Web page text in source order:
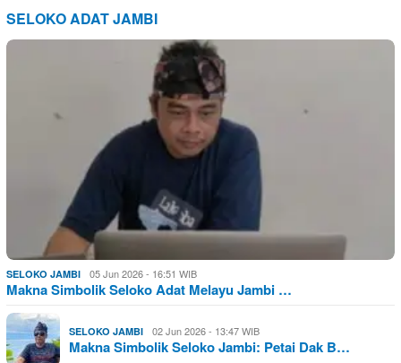
SELOKO ADAT JAMBI
SELOKO JAMBI 05 Jun 2026 - 16:51 WIB
Makna Simbolik Seloko Adat Melayu Jambi …
SELOKO JAMBI 02 Jun 2026 - 13:47 WIB
Makna Simbolik Seloko Jambi: Petai Dak B…